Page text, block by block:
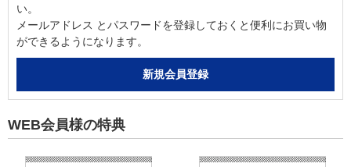
い。
メールアドレス とパスワードを登録しておくと便利にお買い物
ができるようになります。
WEB会員様の特典